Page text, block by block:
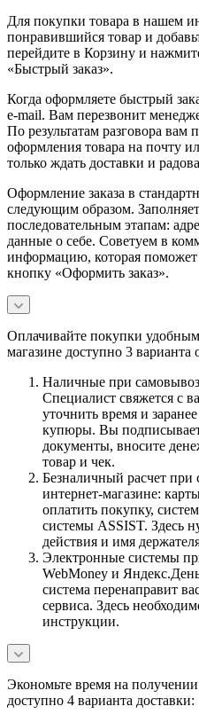
Для покупки товара в нашем
понравившийся товар и
перейдите в Корзину и
«Быстрый заказ».
Когда оформляете быстрый
e-mail. Вам перезвонит
По результатам разговора вам
оформления товара на почту
только ждать доставки и
Оформление заказа в
следующим образом.
последовательным этапам:
данные о себе. Советуем в
информацию, которая
кнопку «Оформить заказ».
Оплачивайте покупки
магазине доступно 3 варианта
Наличные при
Специалист свяжется с
уточнить время и
купюры. Вы
документы, вносите
товар и чек.
Безналичный расчет
интернет-магазине:
оплатить покупку,
системы ASSIST. Здесь
действия и имя
Электронные системы
WebMoney и
система перенаправит
сервиса. Здесь
инструкции.
Экономьте время на
доступно 4 варианта доставки: